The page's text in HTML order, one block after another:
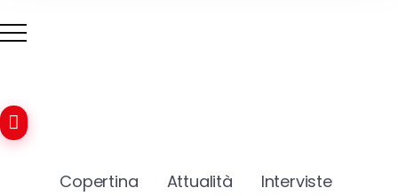
Copertina Attualità Interviste